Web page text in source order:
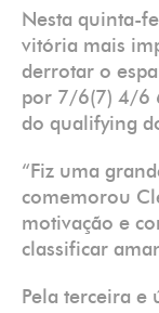
Nesta quinta-
vitória mais
derrotar o
por 7/6(7) 4/6
do qualifying
“Fiz uma
comemorou
motivação e
classificar
Pela terceira e